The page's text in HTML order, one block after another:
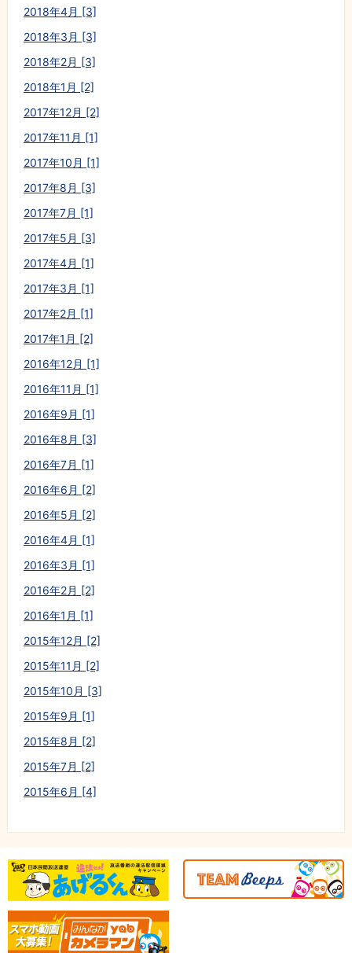
2018年4月 [3]
2018年3月 [3]
2018年2月 [3]
2018年1月 [2]
2017年12月 [2]
2017年11月 [1]
2017年10月 [1]
2017年8月 [3]
2017年7月 [1]
2017年5月 [3]
2017年4月 [1]
2017年3月 [1]
2017年2月 [1]
2017年1月 [2]
2016年12月 [1]
2016年11月 [1]
2016年9月 [1]
2016年8月 [3]
2016年7月 [1]
2016年6月 [2]
2016年5月 [2]
2016年4月 [1]
2016年3月 [1]
2016年2月 [2]
2016年1月 [1]
2015年12月 [2]
2015年11月 [2]
2015年10月 [3]
2015年9月 [1]
2015年8月 [2]
2015年7月 [2]
2015年6月 [4]